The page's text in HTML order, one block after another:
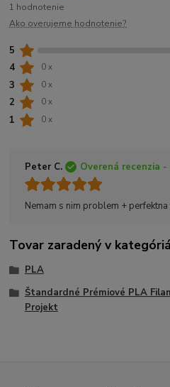
1 hodnotenie
Ako overujeme hodnotenie?
5
4 0 x
3 0 x
2 0 x
1 0 x
Peter C. Overená recenzia -
Nemam s nim problem +
Tovar zaradený v
PLA
Štandardné Prémiové PLA
Projekt